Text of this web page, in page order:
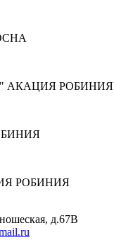
АКАЦИЯ РОБИНИЯ
РОБИНИЯ
д.67В